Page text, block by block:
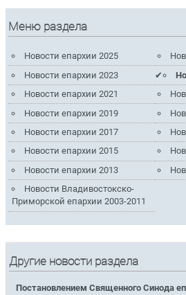
Меню раздела
Новости епархии 2025
Новости епархии 2023
Новости епархии 2021
Новости епархии 2019
Новости епархии 2017
Новости епархии 2015
Новости епархии 2013
Новости Владивостокско-
Приморской епархии 2003-2011
Другие новости раздела
Постановлением Священного Синода